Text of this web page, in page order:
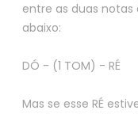
entre as duas notas
abaixo:
DÓ - (1 TOM) - RÉ
Mas se esse RÉ